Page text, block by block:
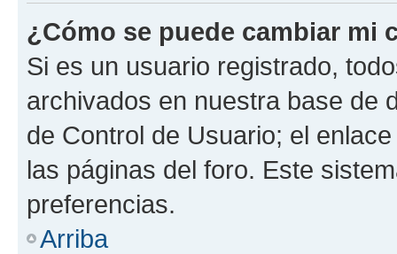
¿Cómo se puede cambiar mi
Si es un usuario registrado,
archivados en nuestra base de
de Control de Usuario; el
las páginas del foro. Este
preferencias.
Arriba